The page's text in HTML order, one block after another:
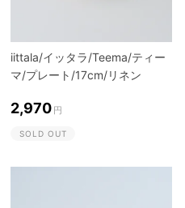
iittala/イッタラ/Teema/ティー
マ/プレート/17cm/リネン
2,970 円
SOLD OUT